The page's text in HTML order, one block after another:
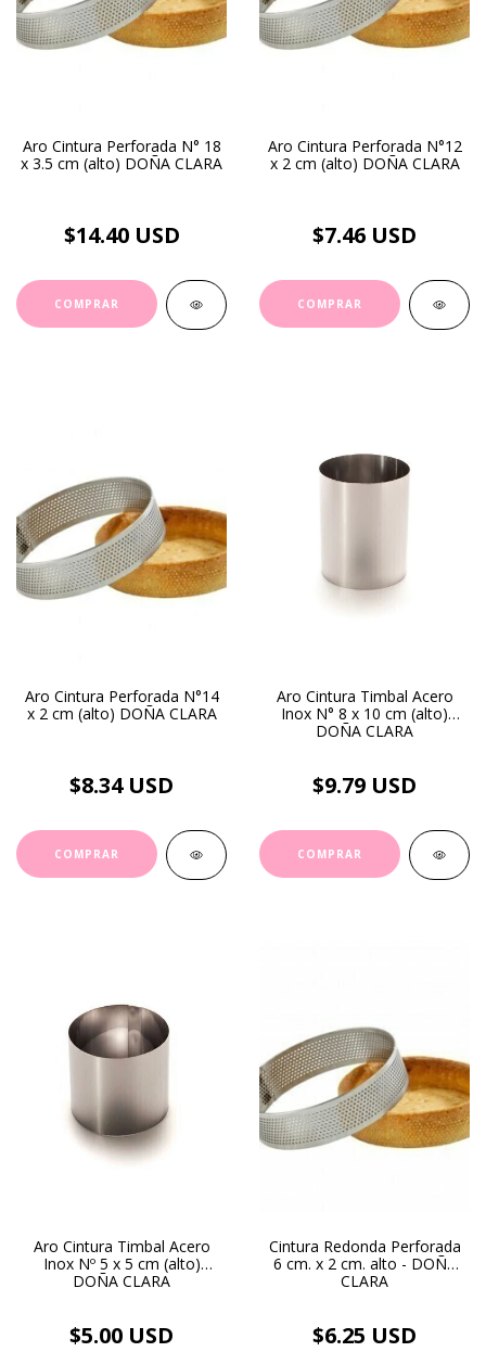
Aro Cintura Perforada N° 18
x 3.5 cm (alto) DOÑA CLARA
$14.40 USD
Aro Cintura Perforada N°12
x 2 cm (alto) DOÑA CLARA
$7.46 USD
Aro Cintura Perforada N°14
x 2 cm (alto) DOÑA CLARA
$8.34 USD
Aro Cintura Timbal Acero
Inox N° 8 x 10 cm (alto)
DOÑA CLARA
$9.79 USD
Aro Cintura Timbal Acero
Inox Nº 5 x 5 cm (alto)
DOÑA CLARA
$5.00 USD
Cintura Redonda Perforada
6 cm. x 2 cm. alto - DOÑA
CLARA
$6.25 USD